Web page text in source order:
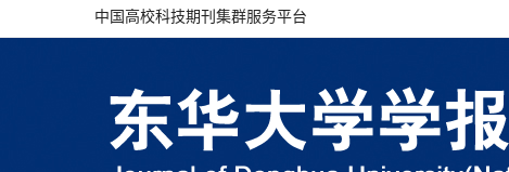
中国高校科技期刊集群服务平台